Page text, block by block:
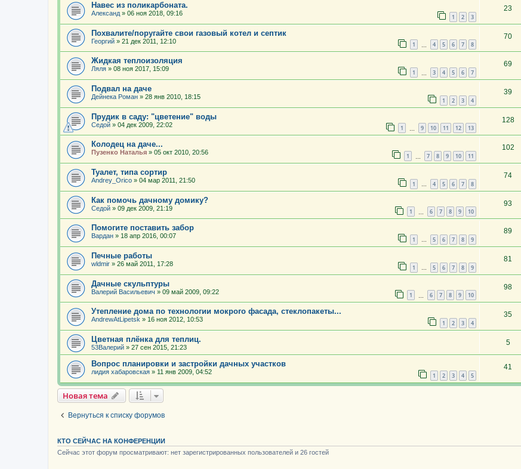
Навес из поликарбоната.
Александ » 06 ноя 2018, 09:16 1 2 3
23
Похвалите/поругайте свои газовый котел и септик
Георгий » 21 дек 2011, 12:10 1 4 5 6 7 8
70
Жидкая теплоизоляция
Ляля » 08 ноя 2017, 15:09 1 3 4 5 6 7
69
Подвал на даче
Дейнека Роман » 28 янв 2010, 18:15 1 2 3 4
39
Прудик в саду: "цветение" воды
Седой » 04 дек 2009, 22:02 1 9 10 11 12 13
128
Колодец на даче...
Пузенко Наталья » 05 окт 2010, 20:56 1 7 8 9 10 11
102
Туалет, типа сортир
Andrey_Orico » 04 мар 2011, 21:50 1 … 4 5 6 7 8
74
Как помочь дачному домику?
Седой » 09 дек 2009, 21:19 1 6 7 8 9 10
93
Помогите поставить забор
Вардан » 18 апр 2016, 00:07 1 … 5 6 7 8 9
89
Печные работы
wldmir » 26 май 2011, 17:28 1 … 5 6 7 8 9
81
Дачные скульптуры
Валерий Васильевич » 09 май 2009, 09:22 1 6 7 8 9 10
98
Утепление дома по технологии мокрого фасада, стеклопакеты...
AndrewAtLipetsk » 16 ноя 2012, 10:53 1 2 3 4
35
Цветная плёнка для теплиц.
53Валерий » 27 сен 2015, 21:23
5
Вопрос планировки и застройки дачных участков
лидия хабаровская » 11 янв 2009, 04:52 1 2 3 4 5
41
Новая тема
Вернуться к списку форумов
КТО СЕЙЧАС НА КОНФЕРЕНЦИИ
Сейчас этот форум просматривают: нет зарегистрированных пользователей и 26 гостей